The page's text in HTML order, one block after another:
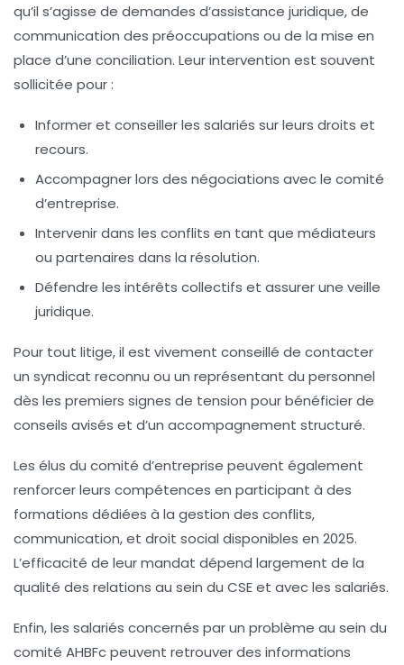
qu’il s’agisse de demandes d’assistance juridique, de
communication des préoccupations ou de la mise en
place d’une conciliation. Leur intervention est souvent
sollicitée pour :
Informer et conseiller les salariés sur leurs droits et
recours.
Accompagner lors des négociations avec le comité
d’entreprise.
Intervenir dans les conflits en tant que médiateurs
ou partenaires dans la résolution.
Défendre les intérêts collectifs et assurer une veille
juridique.
Pour tout litige, il est vivement conseillé de contacter
un syndicat reconnu ou un représentant du personnel
dès les premiers signes de tension pour bénéficier de
conseils avisés et d’un accompagnement structuré.
Les élus du comité d’entreprise peuvent également
renforcer leurs compétences en participant à des
formations dédiées à la gestion des conflits,
communication, et droit social disponibles en 2025.
L’efficacité de leur mandat dépend largement de la
qualité des relations au sein du CSE et avec les salariés.
Enfin, les salariés concernés par un problème au sein du
comité AHBFc peuvent retrouver des informations